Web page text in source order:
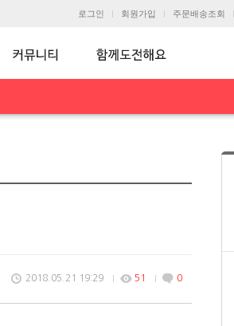
로그인 회원가입 주문배송조회
2018.05.21 19:29 51 0